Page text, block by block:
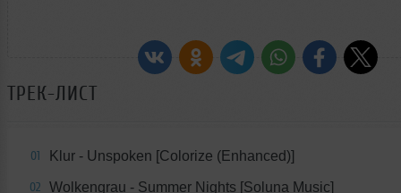
ТРЕК-ЛИСТ
01 Klur - Unspoken [Colorize (Enhanced)]
02 Wolkengrau - Summer Nights [Soluna Music]